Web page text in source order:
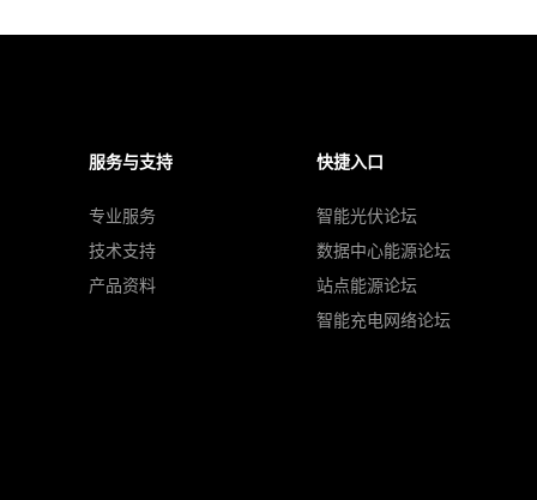
服务与支持
专业服务
技术支持
产品资料
快捷入口
智能光伏论坛
数据中心能源论坛
站点能源论坛
智能充电网络论坛